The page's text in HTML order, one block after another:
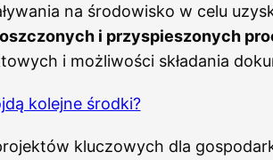
na środowisko w celu
i przyspieszonych
i możliwości składania
kolejne środki?
kluczowych dla